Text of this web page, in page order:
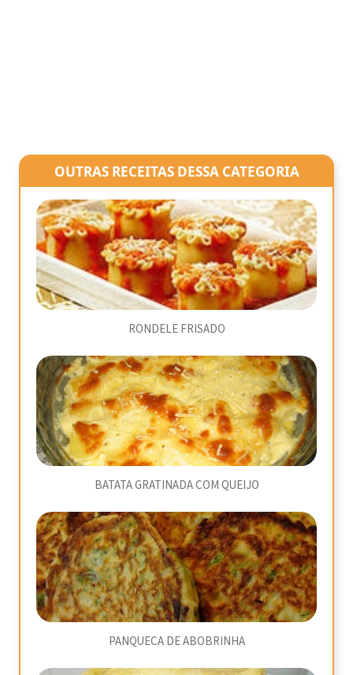
OUTRAS RECEITAS DESSA CATEGORIA
RONDELE FRISADO
BATATA GRATINADA COM QUEIJO
PANQUECA DE ABOBRINHA